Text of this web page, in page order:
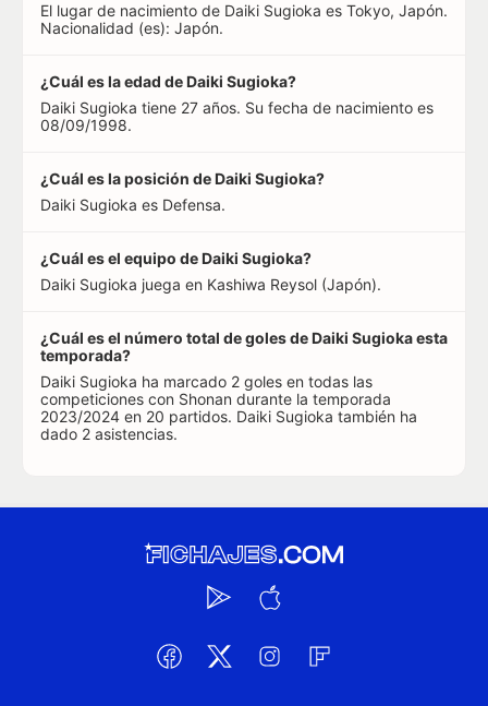
El lugar de nacimiento de Daiki Sugioka es Tokyo, Japón.
Nacionalidad (es): Japón.
¿Cuál es la edad de Daiki Sugioka?
Daiki Sugioka tiene 27 años. Su fecha de nacimiento es
08/09/1998.
¿Cuál es la posición de Daiki Sugioka?
Daiki Sugioka es Defensa.
¿Cuál es el equipo de Daiki Sugioka?
Daiki Sugioka juega en Kashiwa Reysol (Japón).
¿Cuál es el número total de goles de Daiki Sugioka esta
temporada?
Daiki Sugioka ha marcado 2 goles en todas las
competiciones con Shonan durante la temporada
2023/2024 en 20 partidos. Daiki Sugioka también ha
dado 2 asistencias.